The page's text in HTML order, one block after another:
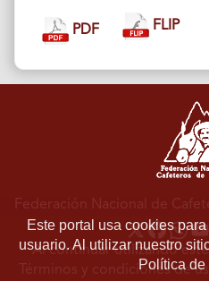
PDF FLIP
Este portal usa cookies
usuario. Al utilizar nuestro
Política de
Federación Nacional de
Al continuar utilizando
Términos y condiciones de